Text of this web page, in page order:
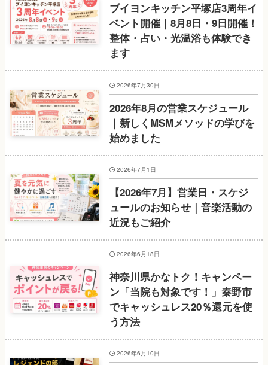
ブイヨンキッチン平塚店3周年イ
ベント開催｜8月8日・9日開催！
整体・占い・光温浴も体験でき
ます
2026年8月の営業スケジュール
｜新しくMSMメソッドの学びを
始めました
2026年7月30日
【2026年7月】営業日・スケジ
ュールのお知らせ｜音楽活動の
近況もご紹介
2026年7月1日
神奈川県かなトク！キャンペー
ン「当院も対象です！」秦野市
でキャッシュレス20％還元を使
う方法
2026年6月18日
2026年6月10日